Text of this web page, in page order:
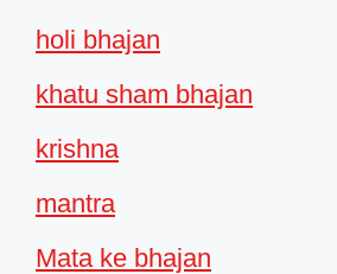
holi bhajan
khatu sham bhajan
krishna
mantra
Mata ke bhajan